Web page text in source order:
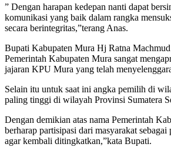
” Dengan harapan kedepan nanti dapat
komunikasi yang baik dalam rangka
secara berintegritas,”terang Anas.
Bupati Kabupaten Mura Hj Ratna
Pemerintah Kabupaten Mura sangat
jajaran KPU Mura yang telah
Selain itu untuk saat ini angka pemilih di
paling tinggi di wilayah Provinsi Sumatera
Dengan demikian atas nama Pemerintah
berharap partisipasi dari masyarakat
agar kembali ditingkatkan,”kata Bupati.